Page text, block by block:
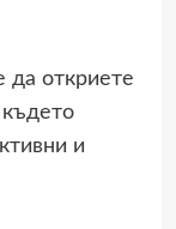
откриете
и